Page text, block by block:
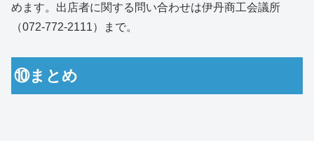
めます。出店者に関する問い合わせは伊丹商工会議所
（072-772-2111）まで。
⑩まとめ